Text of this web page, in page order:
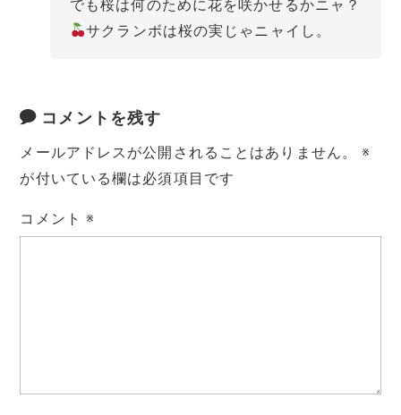
でも桜は何のために花を咲かせるかニャ？
サクランボは桜の実じゃニャイし。
コメントを残す
メールアドレスが公開されることはありません。
※
が付いている欄は必須項目です
コメント※